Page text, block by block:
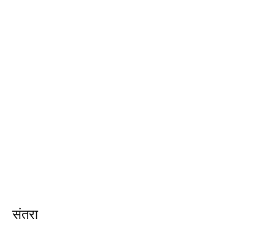
संतरा